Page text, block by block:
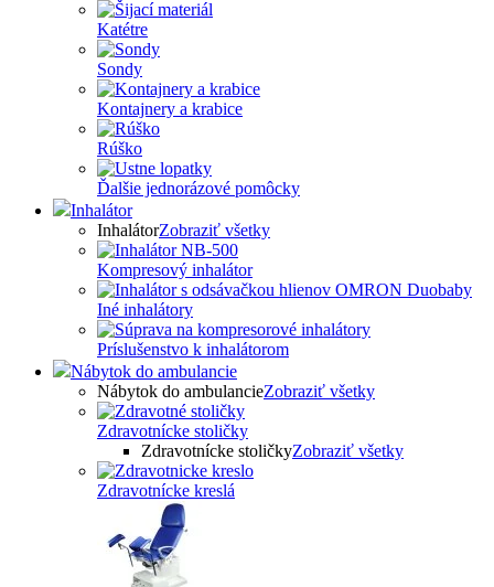
Katétre
Sondy
Kontajnery a krabice
Rúško
Ďalšie jednorázové pomôcky
Inhalátor
InhalátorZobraziť všetky
Kompresový inhalátor
Iné inhalátory
Príslušenstvo k inhalátorom
Nábytok do ambulancie
Nábytok do ambulancieZobraziť všetky
Zdravotnícke stoličky
Zdravotnícke stoličkyZobraziť všetky
Zdravotnícke kreslá